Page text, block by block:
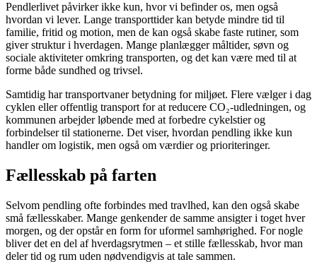
Pendlerlivet påvirker ikke kun, hvor vi befinder os, men også
hvordan vi lever. Lange transporttider kan betyde mindre tid til
familie, fritid og motion, men de kan også skabe faste rutiner, som
giver struktur i hverdagen. Mange planlægger måltider, søvn og
sociale aktiviteter omkring transporten, og det kan være med til at
forme både sundhed og trivsel.
Samtidig har transportvaner betydning for miljøet. Flere vælger i dag
cyklen eller offentlig transport for at reducere CO₂-udledningen, og
kommunen arbejder løbende med at forbedre cykelstier og
forbindelser til stationerne. Det viser, hvordan pendling ikke kun
handler om logistik, men også om værdier og prioriteringer.
Fællesskab på farten
Selvom pendling ofte forbindes med travlhed, kan den også skabe
små fællesskaber. Mange genkender de samme ansigter i toget hver
morgen, og der opstår en form for uformel samhørighed. For nogle
bliver det en del af hverdagsrytmen – et stille fællesskab, hvor man
deler tid og rum uden nødvendigvis at tale sammen.